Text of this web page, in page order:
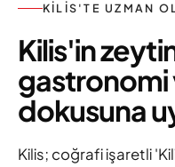
KILIS'TE UZMAN
Kilis'in
gastronomi
dokusuna
Kilis; coğrafi işaretli